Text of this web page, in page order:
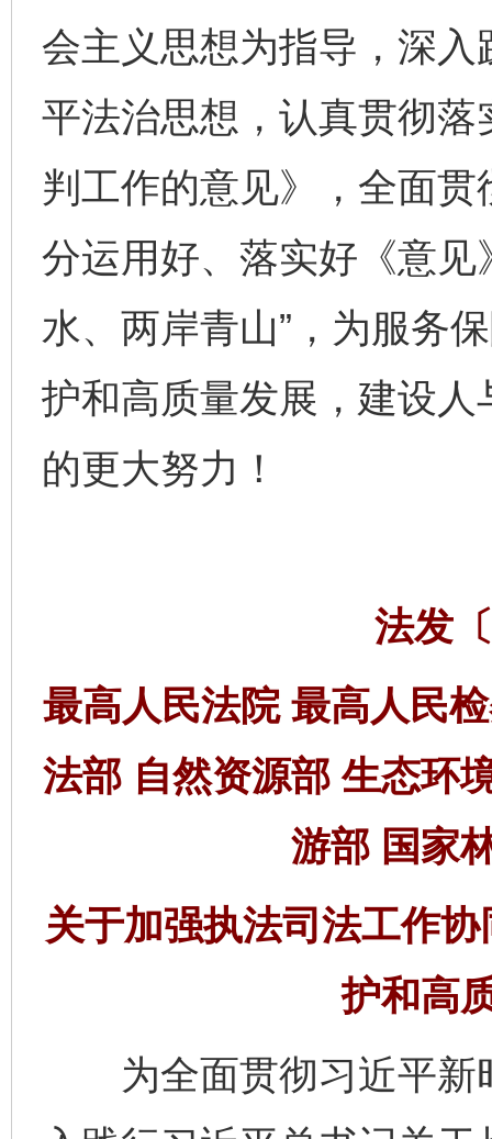
会主义思想为指导，深
平法治思想，认真贯彻
判工作的意见》，全面
分运用好、落实好《意见
水、两岸青山”，为服务
护和高质量发展，建设
的更大努力！
法发
最高人民法院 最高人民
法部 自然资源部 生态环
游部 国家
关于加强执法司法工作
护和高
为全面贯彻习近平新